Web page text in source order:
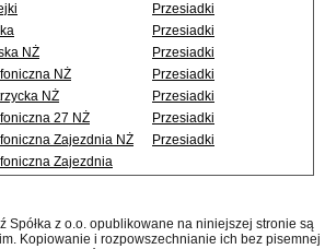
Przesiadki
Przesiadki
NŻ
Przesiadki
NŻ
Przesiadki
NŻ
Przesiadki
27 NŻ
Przesiadki
Zajezdnia NŻ
Przesiadki
Zajezdnia
Spółka z o.o. opublikowane na niniejszej stronie są
Kopiowanie i rozpowszechnianie ich bez pisemnej